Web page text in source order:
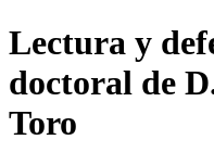
Lectura y
doctoral de
Toro